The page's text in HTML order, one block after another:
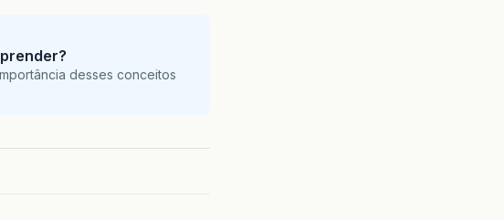
desses conceitos